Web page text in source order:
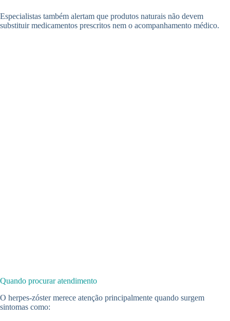
Especialistas também alertam que produtos naturais não devem
substituir medicamentos prescritos nem o acompanhamento médico.
Quando procurar atendimento
O herpes-zóster merece atenção principalmente quando surgem
sintomas como: